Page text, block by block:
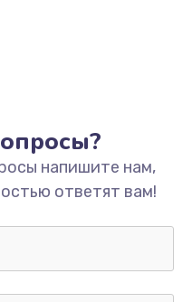
напишите нам,
ответят вам!